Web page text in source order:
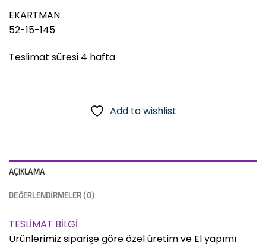
EKARTMAN
52-15-145
Teslimat süresi 4 hafta
Add to wishlist
AÇIKLAMA
DEĞERLENDIRMELER (0)
TESLİMAT BİLGİ
Ürünlerimiz siparişe göre özel üretim ve El yapımı